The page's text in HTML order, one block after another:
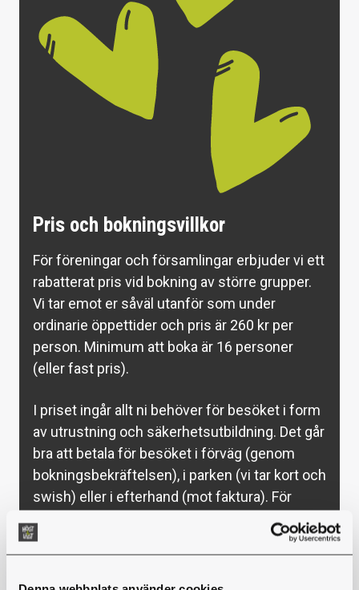
Pris och bokningsvillkor
För föreningar och församlingar erbjuder vi ett
rabatterat pris vid bokning av större grupper.
Vi tar emot er såväl utanför som under
ordinarie öppettider och pris är 260 kr per
person. Minimum att boka är 16 personer
(eller fast pris).
I priset ingår allt ni behöver för besöket i form
av utrustning och säkerhetsutbildning. Det går
bra att betala för besöket i förväg (genom
bokningsbekräftelsen), i parken (vi tar kort och
swish) eller i efterhand (mot faktura). För
fullständiga boknings- och köpvillkor, läs
här
Be om offert